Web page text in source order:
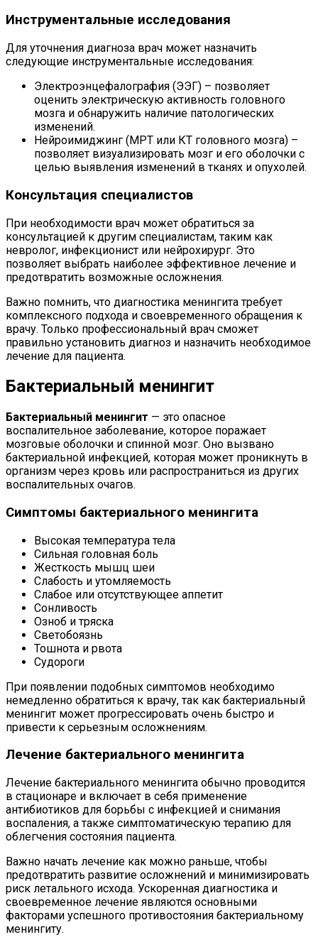
Инструментальные исследования
Для уточнения диагноза врач может назначить
следующие инструментальные исследования:
Электроэнцефалография (ЭЭГ) – позволяет
оценить электрическую активность головного
мозга и обнаружить наличие патологических
изменений.
Нейроимиджинг (МРТ или КТ головного мозга) –
позволяет визуализировать мозг и его оболочки с
целью выявления изменений в тканях и опухолей.
Консультация специалистов
При необходимости врач может обратиться за
консультацией к другим специалистам, таким как
невролог, инфекционист или нейрохирург. Это
позволяет выбрать наиболее эффективное лечение и
предотвратить возможные осложнения.
Важно помнить, что диагностика менингита требует
комплексного подхода и своевременного обращения к
врачу. Только профессиональный врач сможет
правильно установить диагноз и назначить необходимое
лечение для пациента.
Бактериальный менингит
Бактериальный менингит — это опасное
воспалительное заболевание, которое поражает
мозговые оболочки и спинной мозг. Оно вызвано
бактериальной инфекцией, которая может проникнуть в
организм через кровь или распространиться из других
воспалительных очагов.
Симптомы бактериального менингита
Высокая температура тела
Сильная головная боль
Жесткость мышц шеи
Слабость и утомляемость
Слабое или отсутствующее аппетит
Сонливость
Озноб и тряска
Светобоязнь
Тошнота и рвота
Судороги
При появлении подобных симптомов необходимо
немедленно обратиться к врачу, так как бактериальный
менингит может прогрессировать очень быстро и
привести к серьезным осложнениям.
Лечение бактериального менингита
Лечение бактериального менингита обычно проводится
в стационаре и включает в себя применение
антибиотиков для борьбы с инфекцией и снимания
воспаления, а также симптоматическую терапию для
облегчения состояния пациента.
Важно начать лечение как можно раньше, чтобы
предотвратить развитие осложнений и минимизировать
риск летального исхода. Ускоренная диагностика и
своевременное лечение являются основными
факторами успешного противостояния бактериальному
менингиту.